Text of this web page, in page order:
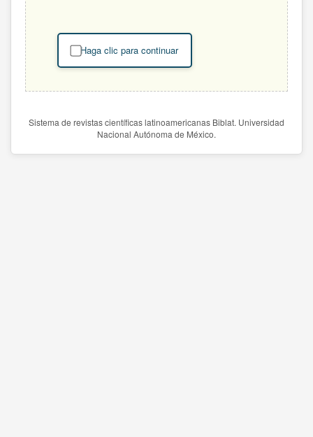
Haga clic para continuar
Sistema de revistas científicas latinoamericanas Biblat. Universidad
Nacional Autónoma de México.